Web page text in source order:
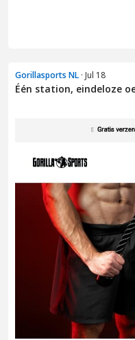
Gorillasports NL · Jul 18
Één station, eindeloze